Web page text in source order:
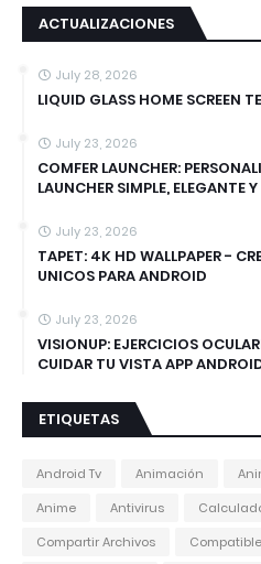
ACTUALIZACIONES
July 28, 2026
LIQUID GLASS HOME SCREEN
July 23, 2026
COMFER LAUNCHER:
LAUNCHER SIMPLE, ELEGANTE
July 23, 2026
TAPET: 4K HD WALLPAPER -
UNICOS PARA ANDROID
July 23, 2026
VISIONUP: EJERCICIOS
CUIDAR TU VISTA APP
ETIQUETAS
Android Tv Animación
Anime
Antivirus
Compartir Archivos